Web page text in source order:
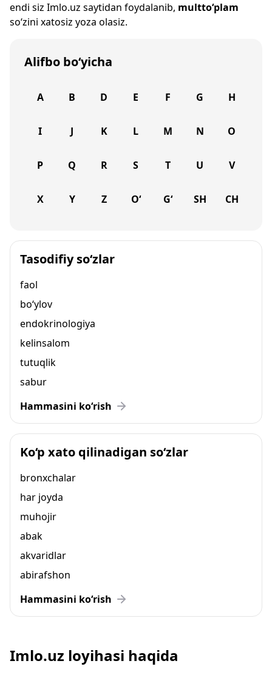
endi siz Imlo.uz saytidan foydalanib, multto‘plam
so‘zini xatosiz yoza olasiz.
Alifbo bo‘yicha
A B D E F G H
I J K L M N O
P Q R S T U V
X Y Z O‘ G‘ SH CH
Tasodifiy so‘zlar
faol
bo‘ylov
endokrinologiya
kelinsalom
tutuqlik
sabur
Hammasini ko‘rish
Ko‘p xato qilinadigan so‘zlar
bronxchalar
har joyda
muhojir
abak
akvaridlar
abirafshon
Hammasini ko‘rish
Imlo.uz loyihasi haqida